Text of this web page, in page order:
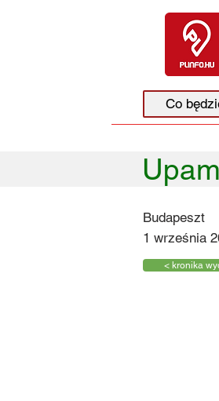
Co
Budapeszt
1 września
< kronika